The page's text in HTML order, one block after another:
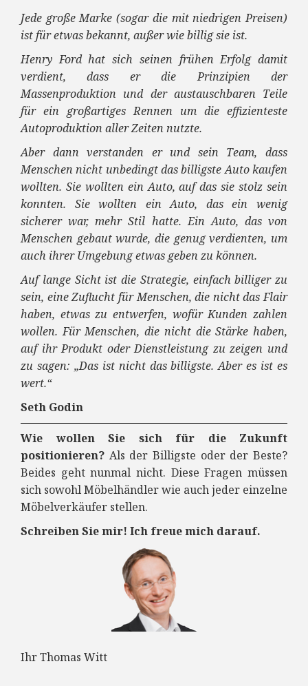
Jede große Marke (sogar die mit niedrigen Preisen)
ist für etwas bekannt, außer wie billig sie ist.
Henry Ford hat sich seinen frühen Erfolg damit
verdient, dass er die Prinzipien der
Massenproduktion und der austauschbaren Teile
für ein großartiges Rennen um die effizienteste
Autoproduktion aller Zeiten nutzte.
Aber dann verstanden er und sein Team, dass
Menschen nicht unbedingt das billigste Auto kaufen
wollten. Sie wollten ein Auto, auf das sie stolz sein
konnten. Sie wollten ein Auto, das ein wenig
sicherer war, mehr Stil hatte.Ein Auto, das von
Menschen gebaut wurde, die genug verdienten, um
auch ihrer Umgebung etwas geben zu können.
Auf lange Sicht ist die Strategie, einfach billiger zu
sein, eine Zuflucht für Menschen, die nicht das Flair
haben, etwas zu entwerfen, wofür Kunden zahlen
wollen. Für Menschen, die nicht die Stärke haben,
auf ihr Produkt oder Dienstleistung zu zeigen und
zu sagen: „Das ist nicht das billigste. Aber es ist es
wert.“
Seth Godin
Wie wollen Sie sich für die Zukunft
positionieren? Als der Billigste oder der Beste?
Beides geht nunmal nicht. Diese Fragen müssen
sich sowohl Möbelhändler wie auch jeder einzelne
Möbelverkäufer stellen.
Schreiben Sie mir! Ich freue mich darauf.
Ihr Thomas Witt